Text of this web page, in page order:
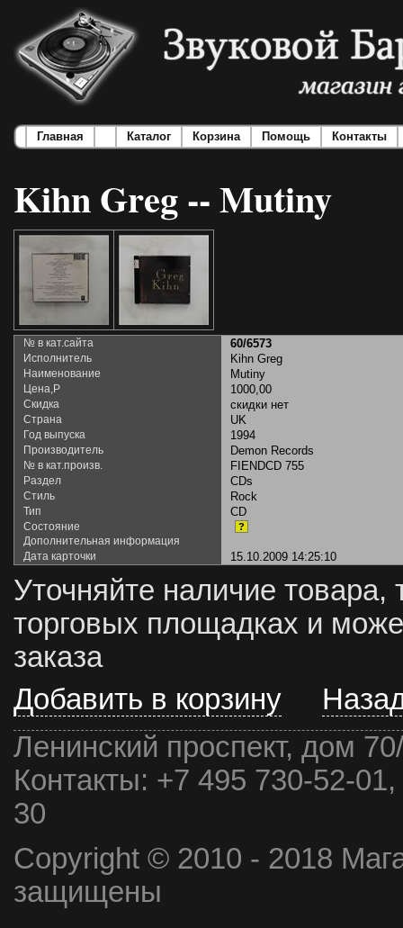
Главная Каталог Корзина Помощь Контакты
Kihn Greg -- Mutiny
№ в кат.сайта 60/6573
Исполнитель Kihn Greg
Наименование Mutiny
Цена,Р 1000,00
Скидка скидки нет
Страна UK
Год выпуска 1994
Производитель Demon Records
№ в кат.произв. FIENDCD 755
Раздел CDs
Стиль Rock
Тип CD
Состояние ?
Дополнительная информация
Дата карточки
15.10.2009 14:25:10
Уточняйте наличие товара,
торговых площадках и
заказа
Добавить в корзину
Ленинский проспект, дом
Контакты: +7 495 730-52-
30
Copyright © 2010 - 2018
защищены